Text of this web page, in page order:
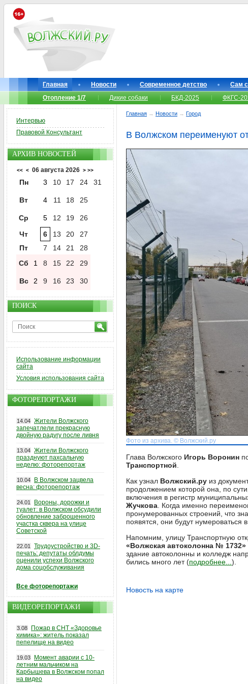
Главная Новости Современное детство Сам
Отопление 1/7
Дикие собаки БКД-2025 ФКГС-
Главная → Новости → Город
В Волжском переименуют
Фото из архива. © Волжский.ру
Глава Волжского Игорь Воронин
Транспортной
Как узнал Волжский.ру из
продолжением которой она, по
включения в регистр
Жучкова . Когда именно
пронумерованных строений, что
появятся, они будут
Напомним, улицу Транспортную
«Волжская автоколонна № 1732»
здание автоколонны и колледж
бились много лет (подробнее... ).
Новость на карте
Интервью
Правовой Консультант
АРХИВ НОВОСТЕЙ
<< < 06 августа 2026 > >>
Пн 3 10 17 24 31
Вт 4 11 18 25
Ср 5 12 19
26
Чт
6 13 20
27
Пт
7 14 21
28
Сб
1 8 15 22 29
Вс 2 9 16 23 30
ПОИСК
Использование информации
сайта
Условия использования сайта
ФОТОРЕПОРТАЖИ
14.04 Жители Волжского
запечатлели прекрасную
двойную радугу после ливня
13.04 Жители Волжского
празднуют пахсальную
неделю: фоторепортаж
10.04
В Волжском зацвела
весна: фоторепортаж
24.01
Вороны, дорожки и
туалет: в Волжском обсудили
обновление заброшенного
участка сквера на улице
Советской
22.01
Трудоустройство и 3D-
печать: депутаты облдумы
оценили успехи Волжского
дома соцобслуживания
Все фоторепортажи
ВИДЕОРЕПОРТАЖИ
3.08
Пожар в СНТ «Здоровье
химика»: житель показал
пепелище на видео
19.03
Момент аварии с 10-
летним мальчиком на
Карбышева в Волжском попал
на видео